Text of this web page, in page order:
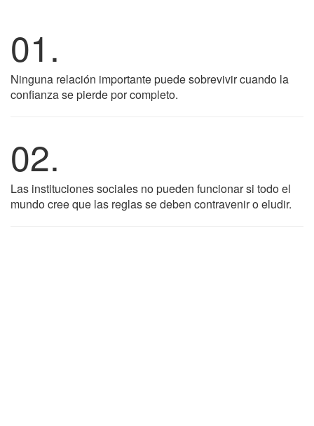
01.
Ninguna relación importante puede sobrevivir cuando la
confianza se pierde por completo.
02.
Las instituciones sociales no pueden funcionar si todo el
mundo cree que las reglas se deben contravenir o eludir.